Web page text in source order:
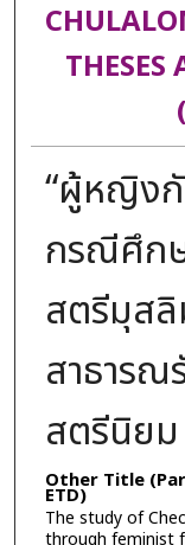
THESES
“ผู้หญิงกั
กรณีศึกษ
สตรีมุส
สาธารณ
สตรีนิยม
Other Title
ETD)
The study of
through feminist